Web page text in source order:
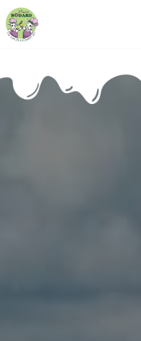
Panneau de gestion des cookies